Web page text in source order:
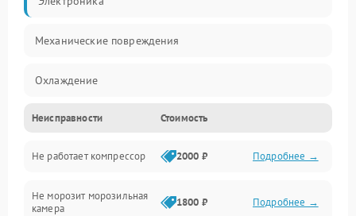
Механические повреждения
Охлаждение
Механика
Электропитание
Дренаж
Неисправности Стоимость
Не работает компрессор 2000 ₽ Подробнее →
Не морозит морозильная
камера
1800 ₽ Подробнее →